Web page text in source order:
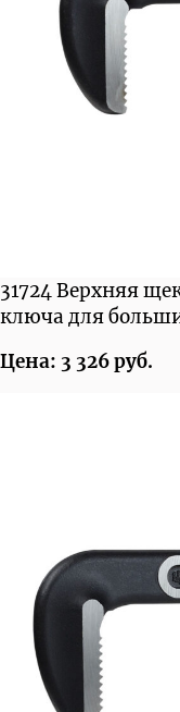
31724 Верхняя
ключа для
Цена: 3 326 руб.